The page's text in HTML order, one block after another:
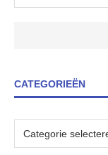
CATEGORIEËN